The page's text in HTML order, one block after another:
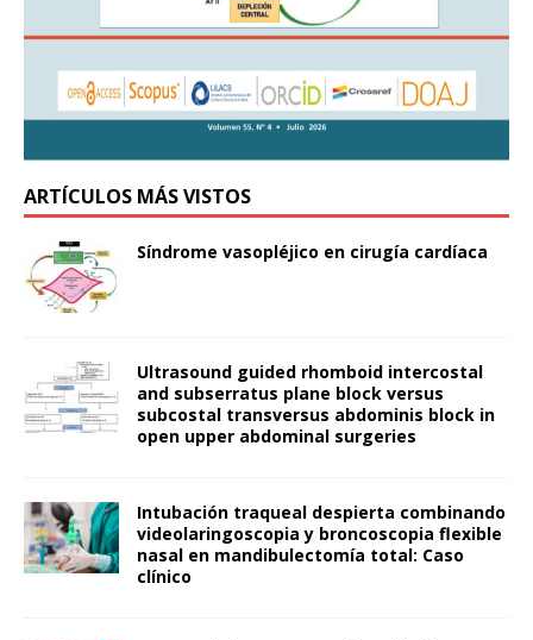
ARTÍCULOS MÁS VISTOS
Síndrome vasopléjico en cirugía cardíaca
Ultrasound guided rhomboid intercostal
and subserratus plane block versus
subcostal transversus abdominis block in
open upper abdominal surgeries
Intubación traqueal despierta combinando
videolaringoscopia y broncoscopia flexible
nasal en mandibulectomía total: Caso
clínico